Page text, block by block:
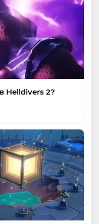
Helldivers 2?